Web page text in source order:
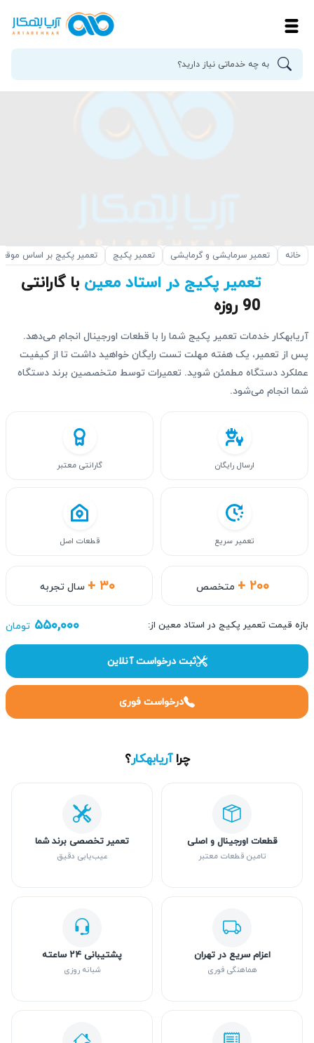
خانه تعمیر سرمایشی و گرمایشی تعمیر پکیج تعمیر پکیج بر اساس
تعمیر پکیج در استاد معین با گارانتی
90 روزه
آریابهکار خدمات تعمیر پکیج شما را با قطعات اورجینال انجام می‌دهد.
پس از تعمیر، یک هفته مهلت تست رایگان خواهید داشت تا از کیفیت
عملکرد دستگاه مطمئن شوید. تعمیرات توسط متخصصین برند دستگاه
شما انجام می‌شود.
+ ۲۰۰ متخصص + ۳۰ سال تجربه
ارسال رایگان گارانتی معتبر
تعمیر سریع قطعات اصل
بازه قیمت تعمیر پکیج در استاد معین از: ۵۵۰,۰۰۰ تومان
ثبت درخواست آنلاین
درخواست فوری
چراآریابهکار؟
قطعات اورجینال و اصلی
تامین قطعات معتبر
تعمیر تخصصی برند شما
عیب‌یابی دقیق
اعزام سریع در تهران
هماهنگی فوری
پشتیبانی ۲۴ ساعته
شبانه روزی